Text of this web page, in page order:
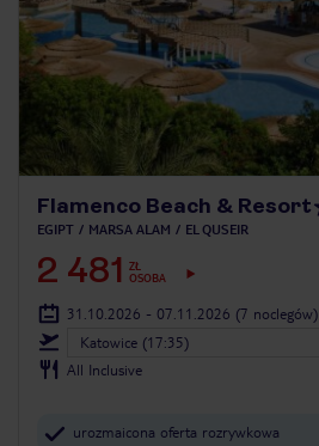
Flamenco Beach & Resort
EGIPT MARSA ALAM EL QUSEIR
2 481
ZŁ
OSOBA
31.10.2026 - 07.11.2026 (7 noclegów)
Katowice (17:35)
All Inclusive
urozmaicona oferta rozrywkowa